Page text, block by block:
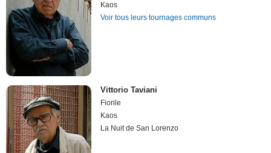
Kaos
Voir tous leurs tournages communs
Vittorio Taviani
Fiorile
Kaos
La Nuit de San Lorenzo